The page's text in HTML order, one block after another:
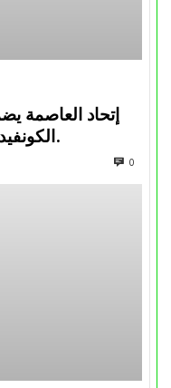
إتحاد العاصمة
الكونفيدرالية الإفريقية الموسم القادم.
0